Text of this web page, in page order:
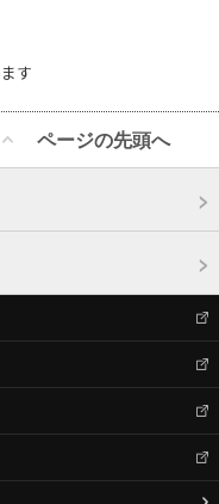
す
ページの先頭へ